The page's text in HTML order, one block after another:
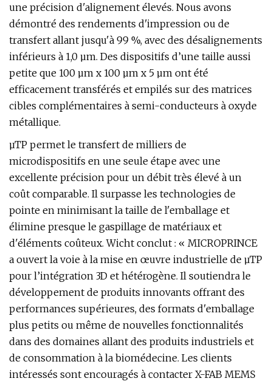
une précision d'alignement élevés. Nous avons
démontré des rendements d'impression ou de
transfert allant jusqu'à 99 %, avec des désalignements
inférieurs à 1,0 µm. Des dispositifs d’une taille aussi
petite que 100 µm x 100 µm x 5 µm ont été
efficacement transférés et empilés sur des matrices
cibles complémentaires à semi-conducteurs à oxyde
métallique.
µTP permet le transfert de milliers de
microdispositifs en une seule étape avec une
excellente précision pour un débit très élevé à un
coût comparable. Il surpasse les technologies de
pointe en minimisant la taille de l'emballage et
élimine presque le gaspillage de matériaux et
d'éléments coûteux. Wicht conclut : « MICROPRINCE
a ouvert la voie à la mise en œuvre industrielle de µTP
pour l’intégration 3D et hétérogène. Il soutiendra le
développement de produits innovants offrant des
performances supérieures, des formats d'emballage
plus petits ou même de nouvelles fonctionnalités
dans des domaines allant des produits industriels et
de consommation à la biomédecine. Les clients
intéressés sont encouragés à contacter X-FAB MEMS